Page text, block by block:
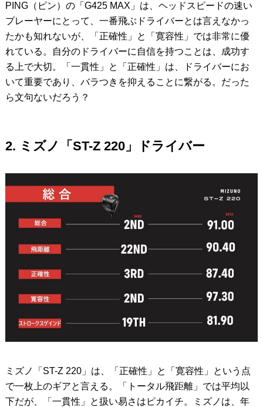
PING（ピン）の「G425 MAX」は、ヘッドスピードの速い
プレーヤーにとって、一番飛ぶドライバーとは言えなかっ
たかも知れないが、「正確性」と「寛容性」では非常に優
れている。自分のドライバーに自信を持つことは、成功す
る上で大切。「一貫性」と「正確性」は、ドライバーにお
いて重要であり、バラつきを抑えることに繋がる。だった
ら文句ないだろう？
2. ミズノ「ST-Z 220」ドライバー
ミズノ「ST-Z 220」は、「正確性」と「寛容性」という点
で一枚上のギアと言える。「トータル飛距離」では平均以
下だが、「一貫性」と扱い易さはピカイチ。ミズノは、年